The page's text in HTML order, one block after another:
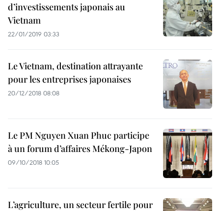
d’investissements japonais au
Vietnam
22/01/2019 03:33
Le Vietnam, destination attrayante
pour les entreprises japonaises
20/12/2018 08:08
Le PM Nguyen Xuan Phuc participe
à un forum d’affaires Mékong-Japon
09/10/2018 10:05
L’agriculture, un secteur fertile pour